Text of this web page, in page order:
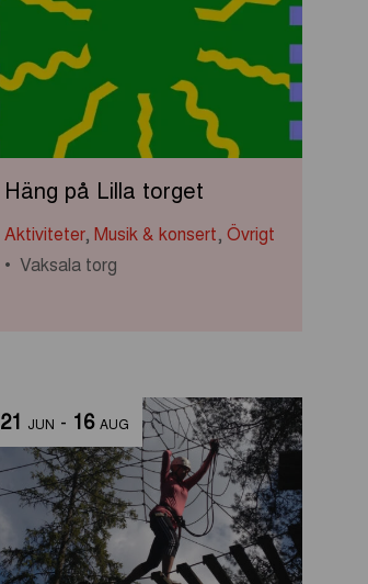
Häng på Lilla torget
Aktiviteter, Musik & konsert, Övrigt
Vaksala torg
21 JUN - 16 AUG